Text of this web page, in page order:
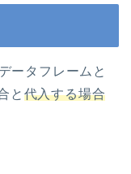
ータフレームと
と 代入する場合